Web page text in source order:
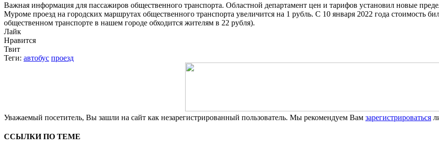
Важная информация для пассажиров общественного транспорта. Областной департамент цен и тарифов установил новые
Муроме проезд на городских маршрутах общественного транспорта увеличится на 1 рубль. С 10 января 2022 года стоимость
общественном транспорте в нашем городе обходится жителям в 22 рубля).
Лайк
Нравится
Твит
Теги: автобус проезд
Уважаемый посетитель, Вы зашли на сайт как незарегистрированный пользователь. Мы рекомендуем Вам зарегистрироваться
ССЫЛКИ ПО ТЕМЕ